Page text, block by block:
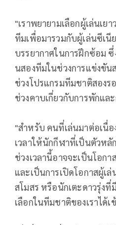
"เราพยายามเลือกผู้เล่นเย
ทีมเพื่อมารวมกับผู้เล่นซีเนี
บรรยากาศในการฝึกซ้อม ซึ่
นสองทีมในช่วงการแข่งขัน
ช่วงโปรแกรมทีมชาติสองร
ช่วงคาบเกี่ยวกับการพักแล
"สำหรับ คนที่เล่นมาต่อเนื่อ
เวลาให้นักกีฬาที่เป็นตัวหลั
ช่วงเวลานี้อาจจะเป็นโอกา
และเป็นการเปิดโอกาสผู้เล่
สโมสร หรือนักเตะดาวรุ่ง
เลือกในทีมชาติของเราได้เ